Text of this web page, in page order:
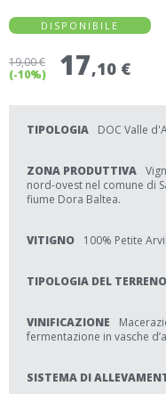
DISPONIBILE
19,00 €
(-10%)
17,10 €
TIPOLOGIA DOC Valle
ZONA PRODUTTIVA
nord-ovest nel comune di
fiume Dora Baltea.
VITIGNO 100% Petite
TIPOLOGIA DEL TERRENO
VINIFICAZIONE
fermentazione in vasche
SISTEMA DI